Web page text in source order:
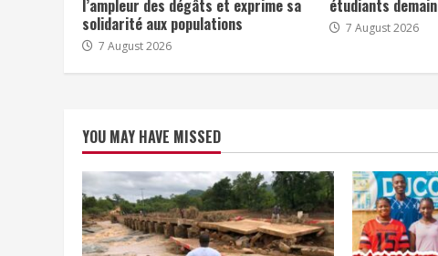
l’ampleur des dégâts et exprime sa
solidarité aux populations
7 August 2026
étudiants demain
7 August 2026
YOU MAY HAVE MISSED